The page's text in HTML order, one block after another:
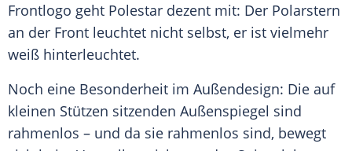
Frontlogo geht Polestar dezent mit: Der Polarstern
an der Front leuchtet nicht selbst, er ist vielmehr
weiß hinterleuchtet.
Noch eine Besonderheit im Außendesign: Die auf
kleinen Stützen sitzenden Außenspiegel sind
rahmenlos – und da sie rahmenlos sind, bewegt